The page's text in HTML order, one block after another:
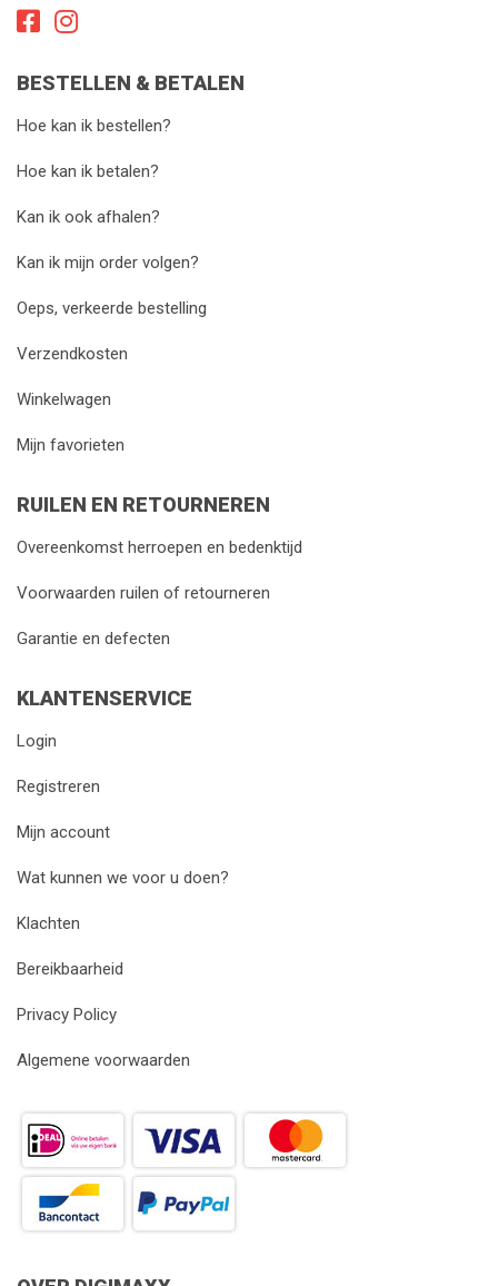
BESTELLEN & BETALEN
Hoe kan ik bestellen?
Hoe kan ik betalen?
Kan ik ook afhalen?
Kan ik mijn order volgen?
Oeps, verkeerde bestelling
Verzendkosten
Winkelwagen
Mijn favorieten
RUILEN EN RETOURNEREN
Overeenkomst herroepen en bedenktijd
Voorwaarden ruilen of retourneren
Garantie en defecten
KLANTENSERVICE
Login
Registreren
Mijn account
Wat kunnen we voor u doen?
Klachten
Bereikbaarheid
Privacy Policy
Algemene voorwaarden